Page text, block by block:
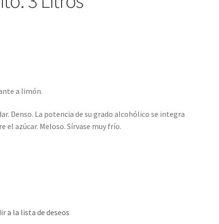
a limón.
Denso. La potencia de su grado alcohólico se integra
el azúcar. Meloso. Sírvase muy frío.
a la lista de deseos